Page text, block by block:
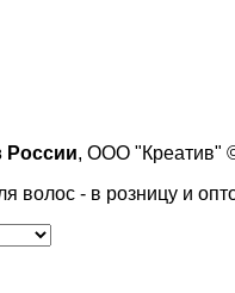
России, ООО "Креатив"
волос - в розницу и